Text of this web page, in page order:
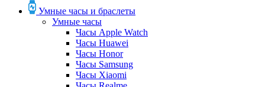
Умные часы и браслеты
Умные часы
Часы Apple Watch
Часы Huawei
Часы Honor
Часы Samsung
Часы Xiaomi